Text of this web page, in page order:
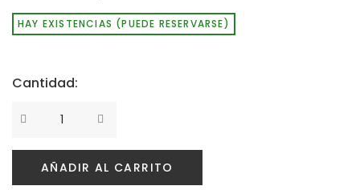
HAY EXISTENCIAS (PUEDE RESERVARSE)
Cantidad:
AÑADIR AL CARRITO